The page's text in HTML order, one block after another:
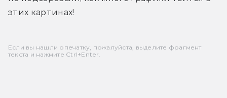
этих картинах!
Если вы нашли опечатку, пожалуйста, выделите фрагмент
текста и нажмите Ctrl+Enter.